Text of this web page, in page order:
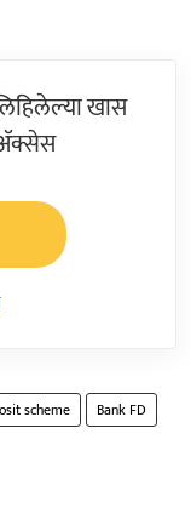
खास
ॲक्सेस
scheme
Bank FD